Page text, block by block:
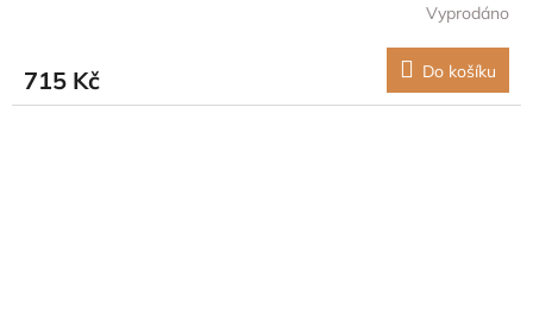
Vyprodáno
715 Kč Do košíku